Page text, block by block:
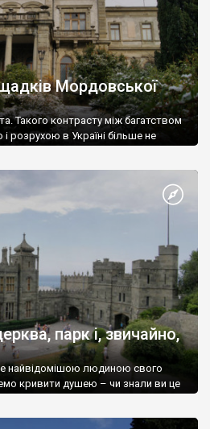
Мордовської
Такого контрасту між багатством
розрухою в Україні більше не
парк і, звичайно,
найвідомішою людиною свого
кривити душею – чи знали ви це